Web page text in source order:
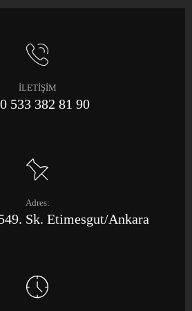
İLETİŞİM
533 382 81 90
Adres:
Sk. Etimesgut/Ankara